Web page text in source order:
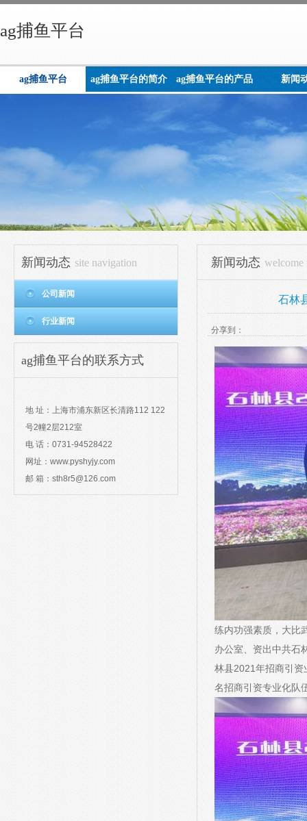
ag捕鱼平台
ag捕鱼平台 ag捕鱼平台的简介 ag捕鱼平台的产品 新闻
新闻动态 site navigation
公司新闻
行业新闻
ag捕鱼平台的联系方式
地 址：上海市浦东新区长清路112 122
号2幢2层212室
电 话：0731-94528422
网址：www.pyshyjy.com
邮 箱： sth8r5@126.com
新闻动态 welcome
石林
分享到：
练内功强素质，大比
办公室、资出中共石
林县2021年招商引资
名招商引资专业化队